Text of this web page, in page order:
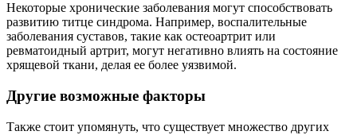
Некоторые хронические заболевания могут способствовать
развитию титце синдрома. Например, воспалительные
заболевания суставов, такие как остеоартрит или
ревматоидный артрит, могут негативно влиять на состояние
хрящевой ткани, делая ее более уязвимой.
Другие возможные факторы
Также стоит упомянуть, что существует множество других